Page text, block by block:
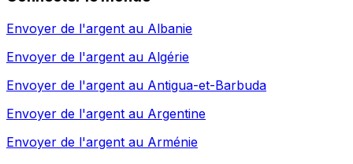
Envoyer de l'argent au Albanie
Envoyer de l'argent au Algérie
Envoyer de l'argent au Antigua-et-Barbuda
Envoyer de l'argent au Argentine
Envoyer de l'argent au Arménie